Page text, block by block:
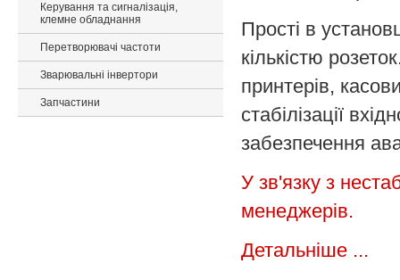
Прості в
кількістю
принтерів,
стабілізації
забезпечення
У зв'язку з
менеджерів.
Детальніше ...
Керування та сигналізація,
клемне обладнання
Перетворювачі частоти
Зварювальні інвертори
Запчастини